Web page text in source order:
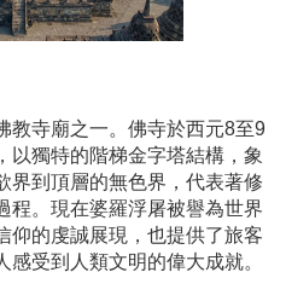
教寺廟之一。佛寺於西元8至9
以獨特的階梯金字塔結構，象
界到頂層的無色界，代表著修
程。現在婆羅浮屠被譽為世界
仰的虔誠展現，也提供了旅客
受到人類文明的偉大成就。